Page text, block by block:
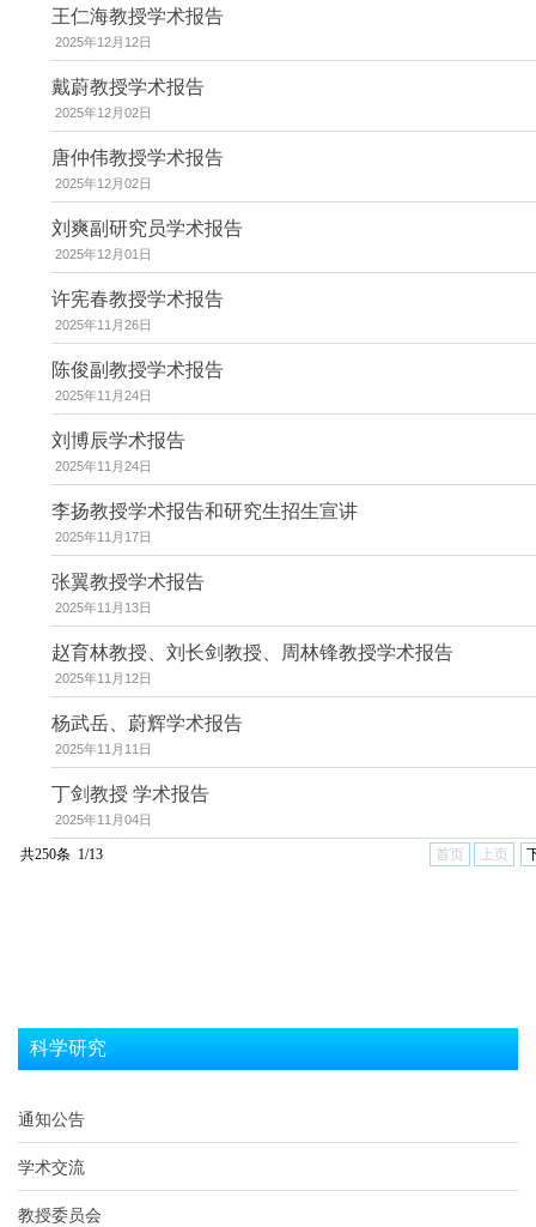
王仁海教授学术报告
2025年12月12日
戴蔚教授学术报告
2025年12月02日
唐仲伟教授学术报告
2025年12月02日
刘爽副研究员学术报告
2025年12月01日
许宪春教授学术报告
2025年11月26日
陈俊副教授学术报告
2025年11月24日
刘博辰学术报告
2025年11月24日
李扬教授学术报告和研究生招生宣讲
2025年11月17日
张翼教授学术报告
2025年11月13日
赵育林教授、刘长剑教授、周林锋教授学术报告
2025年11月12日
杨武岳、蔚辉学术报告
2025年11月11日
丁剑教授 学术报告
2025年11月04日
共250条 1/13 首页 上页
科学研究
通知公告
学术交流
教授委员会